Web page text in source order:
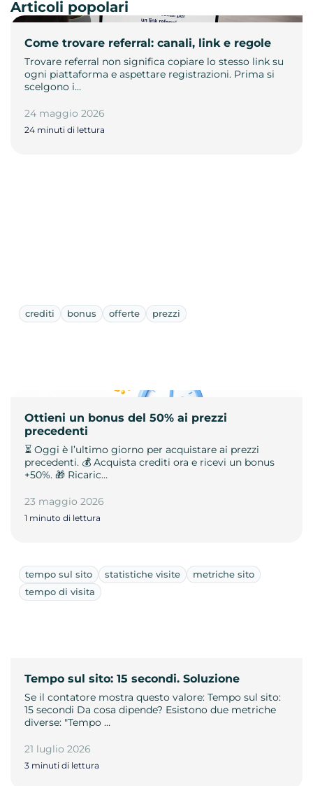
Come trovare referral: canali, link e regole
Trovare referral non significa copiare lo stesso link su
ogni piattaforma e aspettare registrazioni. Prima si
scelgono i…
24 maggio 2026
24 minuti di lettura
Articoli popolari
crediti bonus offerte prezzi
Ottieni un bonus del 50% ai prezzi
precedenti
⏳ Oggi è l’ultimo giorno per acquistare ai prezzi
precedenti. 💰 Acquista crediti ora e ricevi un bonus
+50%. 🎁 Ricaric…
23 maggio 2026
1 minuto di lettura
tempo sul sito statistiche visite
metriche sito
tempo di visita
Tempo sul sito: 15 secondi. Soluzione
Se il contatore mostra questo valore: Tempo sul sito:
15 secondi Da cosa dipende? Esistono due metriche
diverse: "Tempo …
21 luglio 2026
3 minuti di lettura